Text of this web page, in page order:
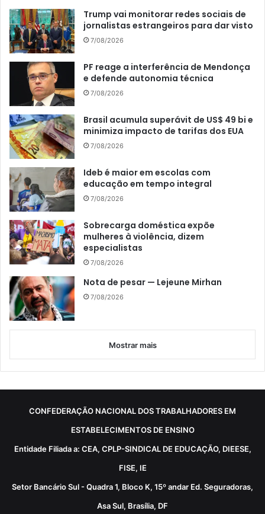
Trump vai monitorar redes sociais de
jornalistas estrangeiros para dar visto
7/08/2026
PF reage a interferência de Mendonça
e defende autonomia técnica
7/08/2026
Brasil acumula superávit de US$ 49 bi e
minimiza impacto de tarifas dos EUA
7/08/2026
Ideb é maior em escolas com
educação em tempo integral
7/08/2026
Sobrecarga doméstica expõe
mulheres à violência, dizem
especialistas
7/08/2026
Nota de pesar — Lejeune Mirhan
7/08/2026
Mostrar mais
CONFEDERAÇÃO NACIONAL DOS TRABALHADORES EM
ESTABELECIMENTOS DE ENSINO
Entidade Filiada a: CEA, CPLP-SINDICAL DE EDUCAÇÃO, DIEESE,
FISE, IE
Setor Bancário Sul - Quadra 1, Bloco K, 15º andar Ed. Seguradoras,
Asa Sul, Brasília, DF